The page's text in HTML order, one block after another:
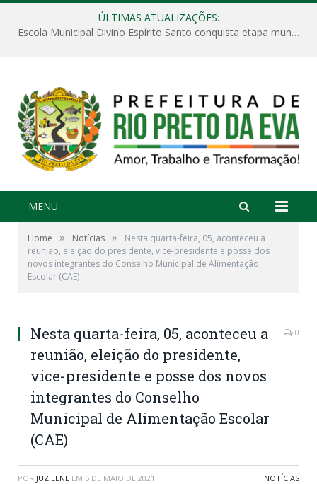
ÚLTIMAS ATUALIZAÇÕES:
Escola Municipal Divino Espírito Santo conquista etapa municipal da V Feira Amazonense de Matemática
MENU
Home » Notícias »
Nesta quarta-feira, 05, aconteceu a
reunião, eleição do presidente, vice-presidente e posse dos
novos integrantes do Conselho Municipal de Alimentação
Escolar (CAE)
Nesta quarta-feira, 05, aconteceu a
reunião, eleição do presidente,
vice-presidente e posse dos novos
integrantes do Conselho
Municipal de Alimentação Escolar
(CAE)
0
POR JUZILENE EM 5 DE MAIO DE 2021 NOTÍCIAS